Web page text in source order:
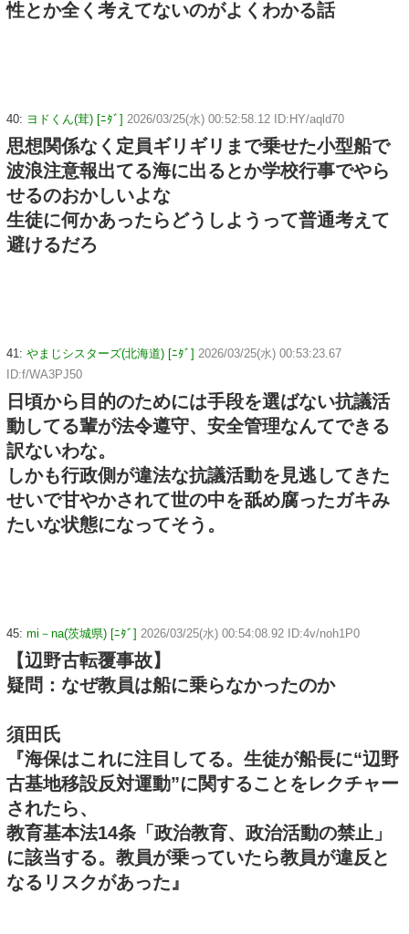
性とか全く考えてないのがよくわかる話
40: ヨドくん(茸) [ﾆﾀﾞ] 2026/03/25(水) 00:52:58.12 ID:HY/aqld70
思想関係なく定員ギリギリまで乗せた小型船で
波浪注意報出てる海に出るとか学校行事でやら
せるのおかしいよな
生徒に何かあったらどうしようって普通考えて
避けるだろ
41: やまじシスターズ(北海道) [ﾆﾀﾞ] 2026/03/25(水) 00:53:23.67
ID:f/WA3PJ50
日頃から目的のためには手段を選ばない抗議活
動してる輩が法令遵守、安全管理なんてできる
訳ないわな。
しかも行政側が違法な抗議活動を見逃してきた
せいで甘やかされて世の中を舐め腐ったガキみ
たいな状態になってそう。
45: mi－na(茨城県) [ﾆﾀﾞ] 2026/03/25(水) 00:54:08.92 ID:4v/noh1P0
【辺野古転覆事故】
疑問：なぜ教員は船に乗らなかったのか
須田氏
『海保はこれに注目してる。生徒が船長に“辺野
古基地移設反対運動”に関することをレクチャー
されたら、
教育基本法14条「政治教育、政治活動の禁止」
に該当する。教員が乗っていたら教員が違反と
なるリスクがあった』